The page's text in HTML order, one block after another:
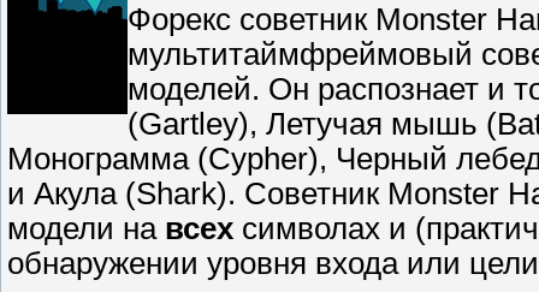
Форекс советник Monster
мультитаймфреймовый
моделей. Он распознает и
(Gartley), Летучая мышь
Монограмма (Cypher), Черный
и Акула (Shark). Советник Monster
модели на всех символах и
обнаружении уровня входа или